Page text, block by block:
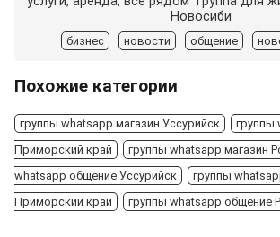
Новосиби
бизнес новости общение
Похожие категории
группы whatsapp магазин Уссурийск
группы
Приморский край
группы whatsapp магазин
whatsapp общение Уссурийск
группы
Приморский край
группы whatsapp общение